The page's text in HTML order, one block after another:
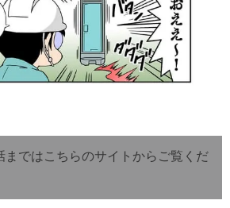
ではこちらのサイトからご覧くだ